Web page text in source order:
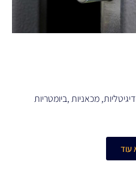
מכאניות ,ביומטריות
עוד